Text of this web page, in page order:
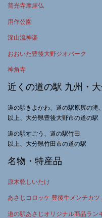
普光寺摩崖仏
用作公園
深山流神楽
おおいた豊後大野ジオパーク
神角寺
近くの道の駅 九州・
道の駅きよかわ、道の駅原尻の滝
以上、大分県豊後大野市の道の駅
道の駅すごう、道の駅竹田
以上、大分県竹田市の道の駅
名物・特産品
原木乾しいたけ
あさじコロッケ 豊後牛メンチカ
道の駅あさじオリジナル商品ラン